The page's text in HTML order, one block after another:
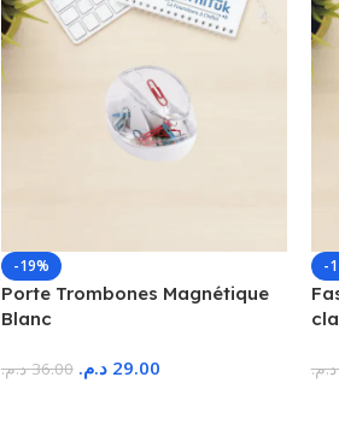
-19%
Porte Trombones Magnétique
Blanc
36.00 د.م. 29.00 د.م.
-
د.م.